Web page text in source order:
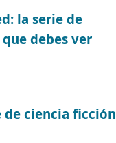
la serie de
debes ver
de ciencia ficción